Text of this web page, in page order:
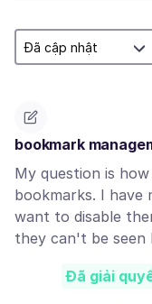
bookmark
My question is
bookmarks. I have
want to disable
they can't be seen
Đã giải